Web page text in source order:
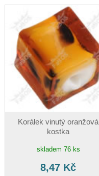
Korálek vinutý oranžová
kostka
skladem 76 ks
8,47 Kč